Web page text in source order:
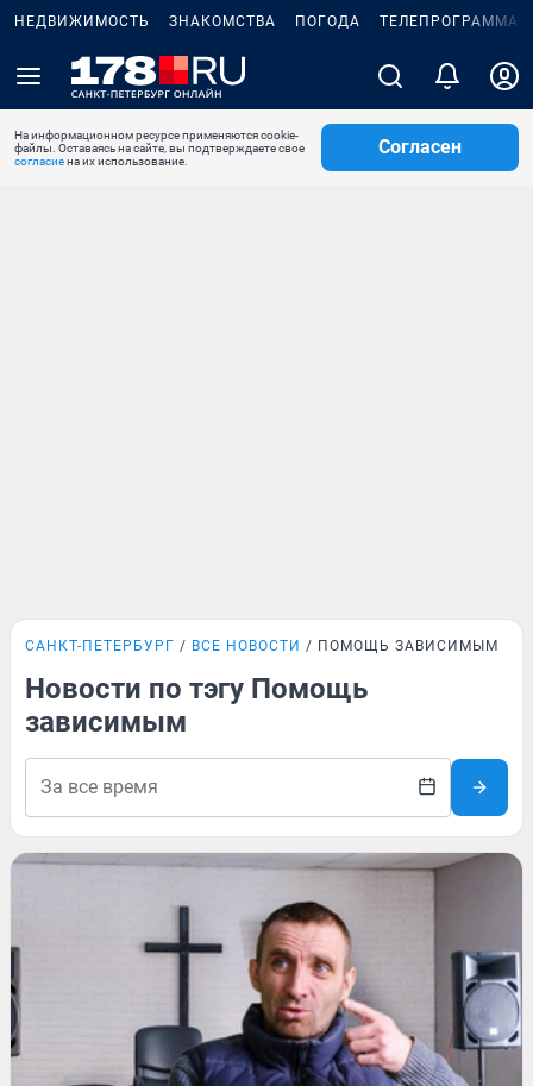
НЕДВИЖИМОСТЬ ЗНАКОМСТВА ПОГОДА ТЕЛЕПРОГРАММА
На информационном ресурсе применяются cookie-
файлы. Оставаясь на сайте, вы подтверждаете свое
согласиена их использование.
Согласен
САНКТ-ПЕТЕРБУРГ ВСЕ НОВОСТИ ПОМОЩЬ ЗАВИСИМЫМ
Новости по тэгу Помощь
зависимым